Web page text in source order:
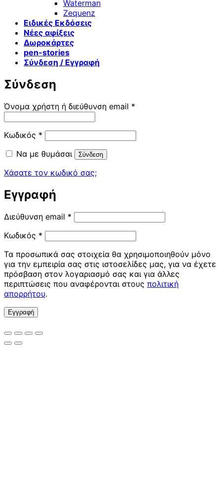
Waterman
Zequenz
Ειδικές Εκδόσεις
Νέες αφίξεις
Δωροκάρτες
pen-stories
Σύνδεση / Εγγραφή
Σύνδεση
Όνομα χρήστη ή διεύθυνση email *
Κωδικός * Απαιτείται
Να με θυμάσαι
Σύνδεση
Χάσατε τον κωδικό σας;
Εγγραφή
Διεύθυνση email * Απαιτείται
Κωδικός * Απαιτείται
Τα προσωπικά σας στοιχεία θα χρησιμοποιηθούν μόνο
για την εμπειρία σας στις ιστοσελίδες μας, για να έχετε
πρόσβαση στον λογαριασμό σας και για άλλες
περιπτώσεις που αναφέρονται στους πολιτική
απορρήτου.
Εγγραφή